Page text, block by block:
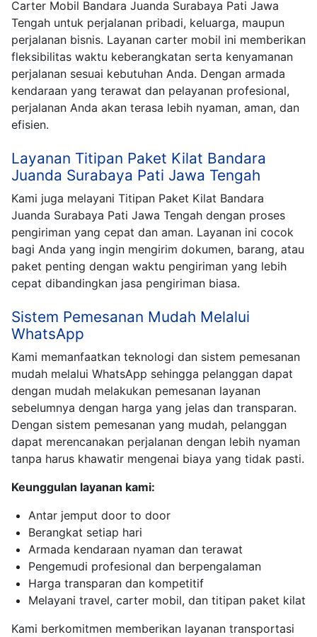
Carter Mobil Bandara Juanda Surabaya Pati Jawa
Tengah untuk perjalanan pribadi, keluarga, maupun
perjalanan bisnis. Layanan carter mobil ini memberikan
fleksibilitas waktu keberangkatan serta kenyamanan
perjalanan sesuai kebutuhan Anda. Dengan armada
kendaraan yang terawat dan pelayanan profesional,
perjalanan Anda akan terasa lebih nyaman, aman, dan
efisien.
Layanan Titipan Paket Kilat Bandara
Juanda Surabaya Pati Jawa Tengah
Kami juga melayani Titipan Paket Kilat Bandara
Juanda Surabaya Pati Jawa Tengah dengan proses
pengiriman yang cepat dan aman. Layanan ini cocok
bagi Anda yang ingin mengirim dokumen, barang, atau
paket penting dengan waktu pengiriman yang lebih
cepat dibandingkan jasa pengiriman biasa.
Sistem Pemesanan Mudah Melalui
WhatsApp
Kami memanfaatkan teknologi dan sistem pemesanan
mudah melalui WhatsApp sehingga pelanggan dapat
dengan mudah melakukan pemesanan layanan
sebelumnya dengan harga yang jelas dan transparan.
Dengan sistem pemesanan yang mudah, pelanggan
dapat merencanakan perjalanan dengan lebih nyaman
tanpa harus khawatir mengenai biaya yang tidak pasti.
Keunggulan layanan kami:
Antar jemput door to door
Berangkat setiap hari
Armada kendaraan nyaman dan terawat
Pengemudi profesional dan berpengalaman
Harga transparan dan kompetitif
Melayani travel, carter mobil, dan titipan paket kilat
Kami berkomitmen memberikan layanan transportasi